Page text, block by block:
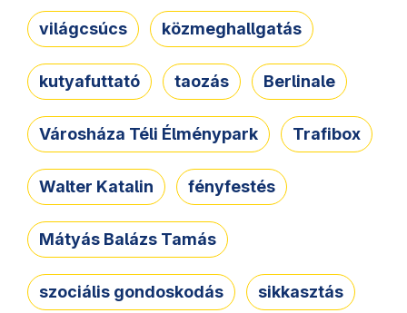
világcsúcs közmeghallgatás
kutyafuttató taozás Berlinale
Városháza Téli Élménypark Trafibox
Walter Katalin fényfestés
Mátyás Balázs Tamás
szociális gondoskodás sikkasztás